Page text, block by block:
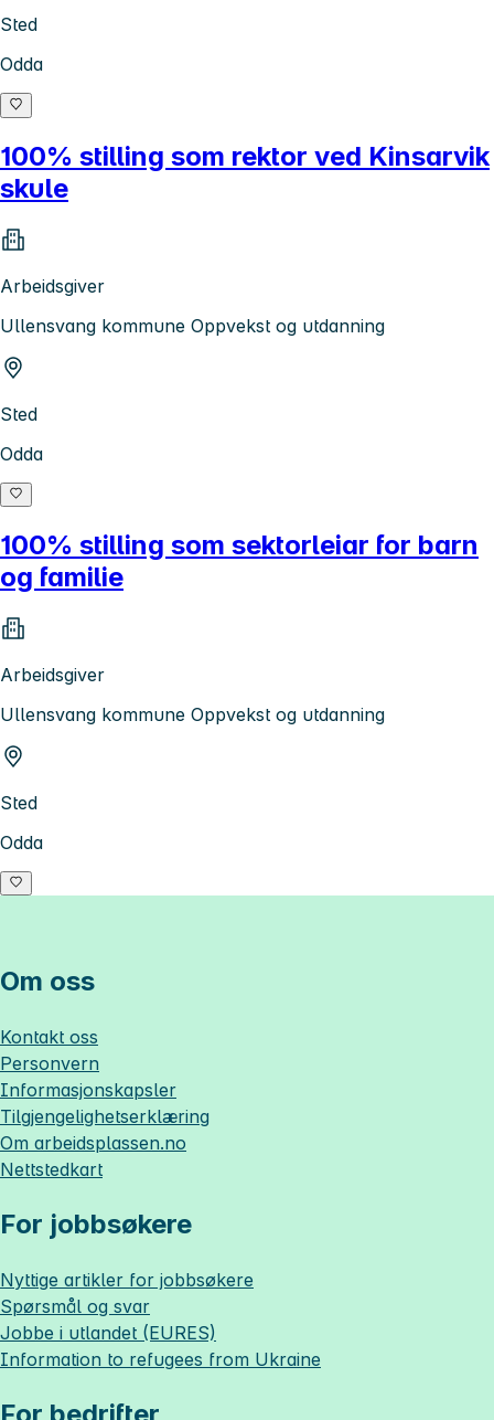
Sted
Odda
100% stilling som rektor ved Kinsarvik
skule
Arbeidsgiver
Ullensvang kommune Oppvekst og utdanning
Sted
Odda
100% stilling som sektorleiar for barn
og familie
Arbeidsgiver
Ullensvang kommune Oppvekst og utdanning
Sted
Odda
Om oss
Kontakt oss
Personvern
Informasjonskapsler
Tilgjengelighetserklæring
Om arbeidsplassen.no
Nettstedkart
For jobbsøkere
Nyttige artikler for jobbsøkere
Spørsmål og svar
Jobbe i utlandet (EURES)
Information to refugees from Ukraine
For bedrifter